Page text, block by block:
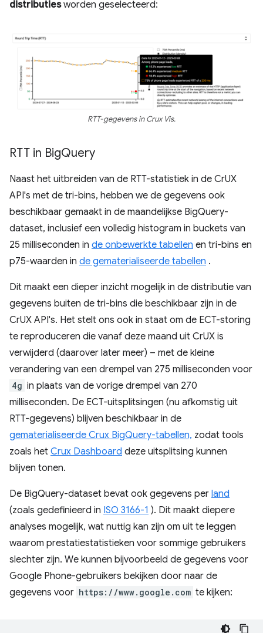
distributiesworden geselecteerd:
RTT-gegevens in Crux Vis.
RTT in BigQuery
Naast het uitbreiden van de RTT-statistiek in de CrUX
API's met de tri-bins, hebben we de gegevens ook
beschikbaar gemaakt in de maandelijkse BigQuery-
dataset, inclusief een volledig histogram in buckets van
25 milliseconden in de onbewerkte tabellen en tri-bins en
p75-waarden in de gematerialiseerde tabellen .
Dit maakt een dieper inzicht mogelijk in de distributie van
gegevens buiten de tri-bins die beschikbaar zijn in de
CrUX API's. Het stelt ons ook in staat om de ECT-storing
te reproduceren die vanaf deze maand uit CrUX is
verwijderd (daarover later meer) – met de kleine
verandering van een drempel van 275 milliseconden voor
4g in plaats van de vorige drempel van 270
milliseconden. De ECT-uitsplitsingen (nu afkomstig uit
RTT-gegevens) blijven beschikbaar in de
gematerialiseerde Crux BigQuery-tabellen, zodat tools
zoals het Crux Dashboard deze uitsplitsing kunnen
blijven tonen.
De BigQuery-dataset bevat ook gegevens per land
(zoals gedefinieerd in ISO 3166-1 ). Dit maakt diepere
analyses mogelijk, wat nuttig kan zijn om uit te leggen
waarom prestatiestatistieken voor sommige gebruikers
slechter zijn. We kunnen bijvoorbeeld de gegevens voor
Google Phone-gebruikers bekijken door naar de
gegevens voor https://www.google.com te kijken: